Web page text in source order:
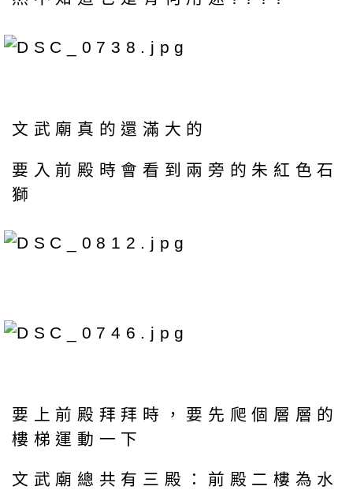
文武廟真的還滿大的
要入前殿時會看到兩旁的朱紅色石
獅
要上前殿拜拜時，要先爬個層層的
樓梯運動一下
文武廟總共有三殿：前殿二樓為水